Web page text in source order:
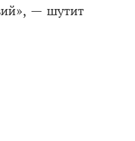
— шутит